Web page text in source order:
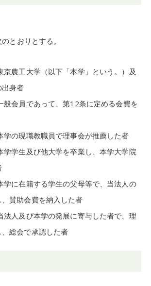
とおりとする。
京農工大学（以下「本学」という。）及
身者
会員であって、第12条に定める会費を
学の現職教職員で理事会が推薦した者
学生及び他大学を卒業し、本学大学院
学に在籍する学生の父母等で、当法人の
賛助会費を納入した者
法人及び本学の発展に寄与した者で、理
総会で承認した者